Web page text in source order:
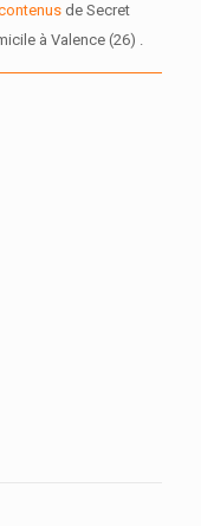
de Secret
à Valence (26) .